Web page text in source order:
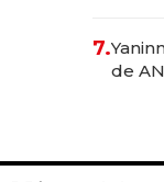
7.
de